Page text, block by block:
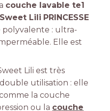
couche lavable te1
Lili PRINCESSE
: ultra-
Elle est
Lili est très
utilisation : elle
la couche
ou la couche